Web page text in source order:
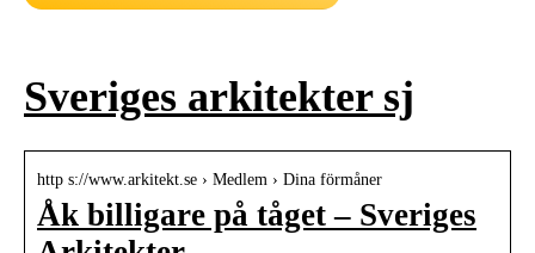
Sveriges arkitekter sj
http s://www.arkitekt.se › Medlem › Dina förmåner
Åk billigare på tåget – Sveriges